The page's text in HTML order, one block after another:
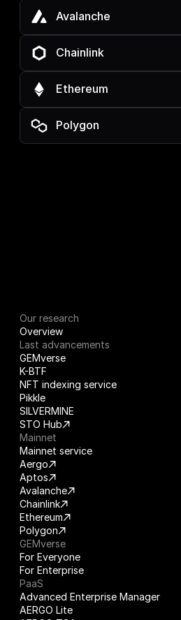
Avalanche
Ethereum
Chainlink
Polygon
Our research
Overview
Last advancements
GEMverse
K-BTF
NFT indexing service
Pikkle
SILVERMINE
STO Hub
Mainnet
Mainnet service
Aergo
Aptos
Avalanche
Chainlink
Ethereum
Polygon
GEMverse
For Everyone
For Enterprise
PaaS
Advanced Enterprise Manager
AERGO Lite